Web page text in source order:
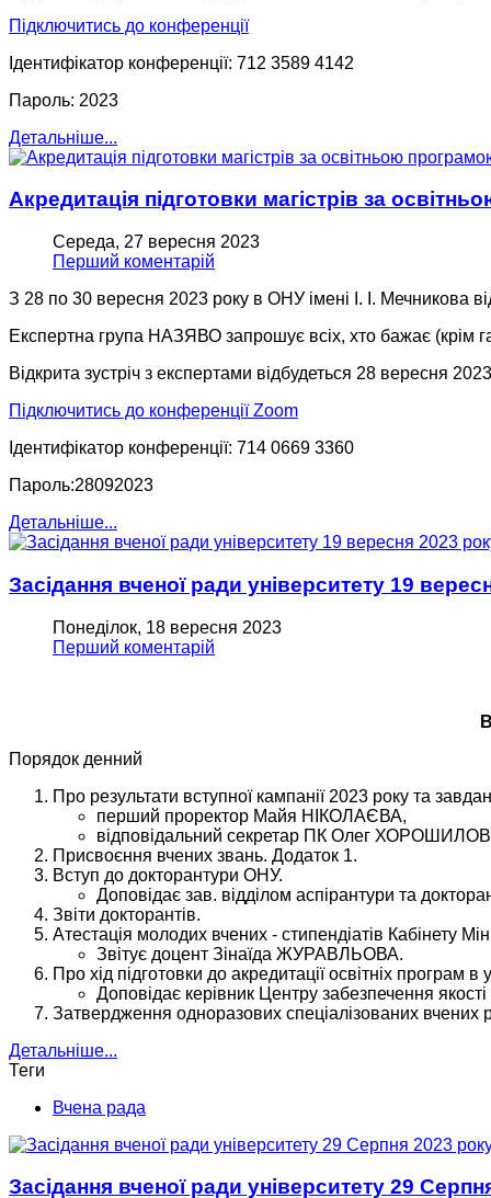
Підключитись до конференції
Ідентифікатор конференції: 712 3589 4142
Пароль: 2023
Детальніше...
Акредитація підготовки магістрів за
Середа, 27 вересня 2023
Перший коментарій
З 28 по 30 вересня 2023 року в ОНУ імені І. І. Мечникова
Експертна група НАЗЯВО запрошує всіх, хто бажає (крім
Відкрита зустріч з експертами відбудеться 28 вересня
Підключитись до конференції Zoom
Ідентифікатор конференції: 714 0669 3360
Пароль:28092023
Детальніше...
Засідання вченої ради університету 19
Понеділок, 18 вересня 2023
Перший коментарій
Порядок денний
Про результати вступної кампанії 2023 року та
перший проректор Майя НІКОЛАЄВА,
відповідальний секретар ПК Олег
Присвоєння вчених звань. Додаток 1.
Вступ до докторантури ОНУ.
Доповідає зав. відділом аспірантури та
Звіти докторантів.
Атестація молодих вчених - стипендіатів Кабінету
Звітує доцент Зінаїда ЖУРАВЛЬОВА.
Про хід підготовки до акредитації освітніх програм
Доповідає керівник Центру забезпечення
Затвердження одноразових спеціалізованих вчених
Детальніше...
Теги
Вчена рада
Засідання вченої ради університету 29